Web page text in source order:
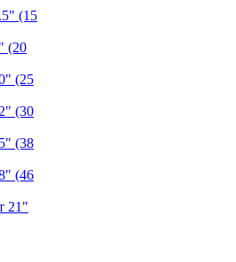
(15
(20
(25
(30
(38
(46
21"